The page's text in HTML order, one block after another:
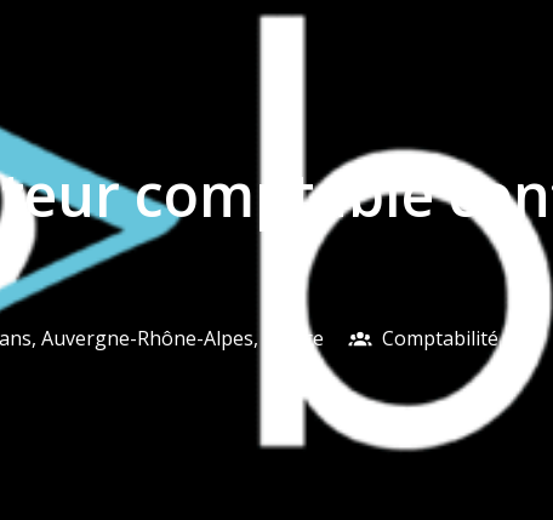
comptable
, Auvergne-Rhône-Alpes, France Comptabilité